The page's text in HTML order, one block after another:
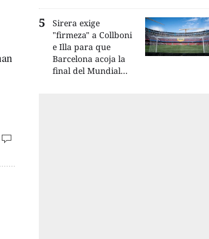
Sirera exige
"firmeza" a Collboni
e Illa para que
Barcelona acoja la
final del Mundial...